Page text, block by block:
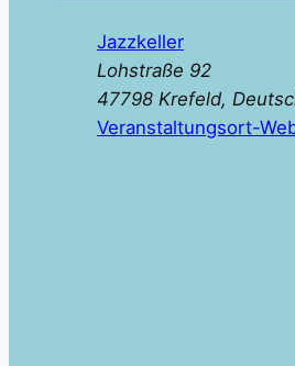
Jazzkeller
Lohstraße 92
47798 Krefeld,
Veranstaltungsort-